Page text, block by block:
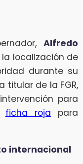
Alfredo
localización de
durante su
titular de la FGR,
para
ficha roja para
internacional